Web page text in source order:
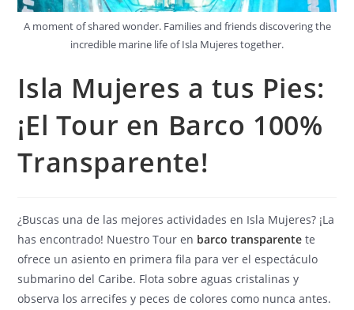
A moment of shared wonder. Families and friends discovering the
incredible marine life of Isla Mujeres together.
Isla Mujeres a tus Pies:
¡El Tour en Barco 100%
Transparente!
¿Buscas una de las mejores actividades en Isla Mujeres? ¡La
has encontrado! Nuestro Tour en barco transparente te
ofrece un asiento en primera fila para ver el espectáculo
submarino del Caribe. Flota sobre aguas cristalinas y
observa los arrecifes y peces de colores como nunca antes.